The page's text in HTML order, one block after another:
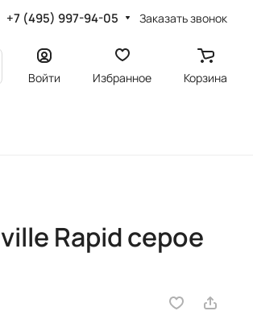
+7 (495) 997-94-05 Заказать звонок
Войти Избранное Корзина
Rapid серое